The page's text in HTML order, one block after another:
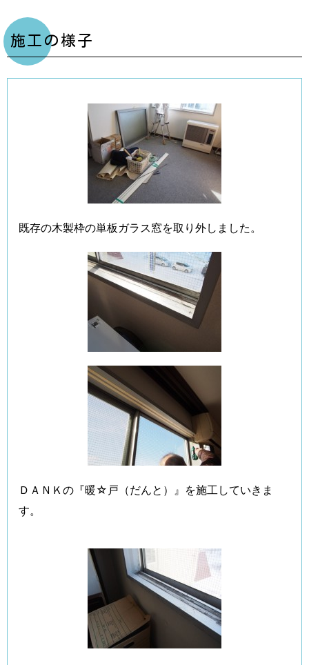
施工の様子
既存の木製枠の単板ガラス窓を取り外しました。
ＤＡＮＫの『暖☆戸（だんと）』を施工していきま
す。